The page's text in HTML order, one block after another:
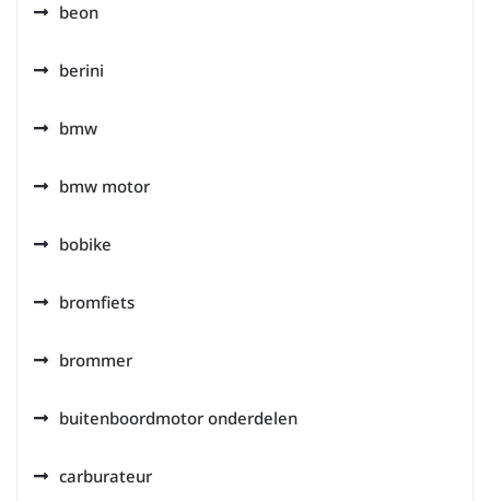
beon
berini
bmw
bmw motor
bobike
bromfiets
brommer
buitenboordmotor onderdelen
carburateur